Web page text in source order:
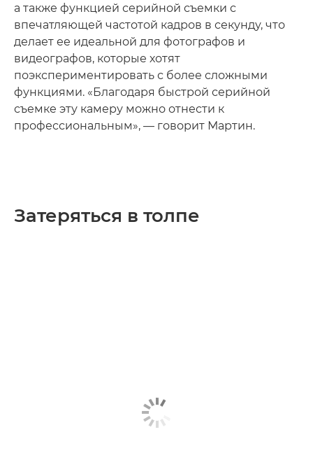
а также функцией серийной съемки с
впечатляющей частотой кадров в секунду, что
делает ее идеальной для фотографов и
видеографов, которые хотят
поэкспериментировать с более сложными
функциями. «Благодаря быстрой серийной
съемке эту камеру можно отнести к
профессиональным», — говорит Мартин.
Затеряться в толпе